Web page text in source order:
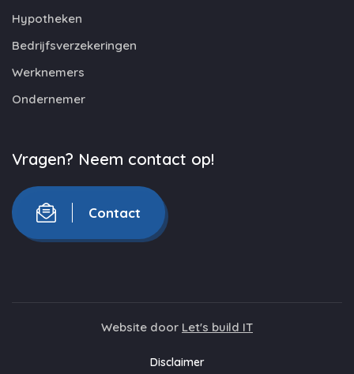
Hypotheken
Bedrijfsverzekeringen
Werknemers
Ondernemer
Vragen? Neem contact op!
Contact
Website door Let's build IT
Disclaimer